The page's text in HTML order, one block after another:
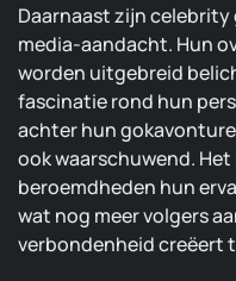
Daarnaast zijn celebrity
media-aandacht. Hun
worden uitgebreid
fascinatie rond hun
achter hun
ook waarschuwend.
beroemdheden hun
wat nog meer volgers
verbondenheid creëert